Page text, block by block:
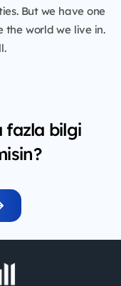
But we have one
the world we live in.
fazla bilgi